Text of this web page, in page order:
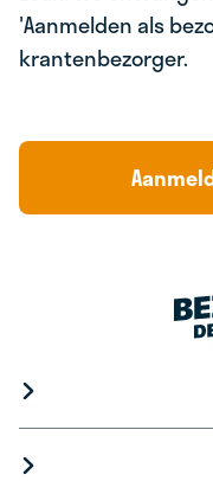
'Aanmelden als
krantenbezorger.